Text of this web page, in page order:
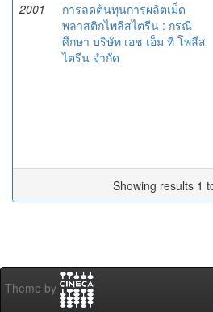
2001
การลดต้นทุนการผลิตเม็ด
พลาสติกไพลีสไตรีน : กรณี
ศึกษา บริษัท เอช เอ็ม ที โพลีส
ไตรีน จำกัด
Showing results 1
Theme by